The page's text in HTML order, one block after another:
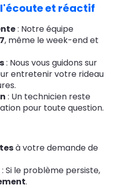
et réactif
: Notre équipe
, même le week-end et
: Nous vous guidons sur
entretenir votre rideau
: Un technicien reste
pour toute question.
à votre demande de
: Si le problème persiste,
.